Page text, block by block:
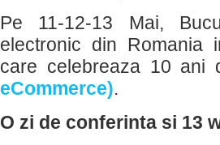
Pe 11-12-13 Mai,
electronic din Romania
care celebreaza 10 ani
eCommerce).
O zi de conferinta si 13